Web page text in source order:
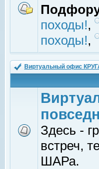
походы!,
походы!,
Виртуальный офис
Здесь -
встреч,
ШАРа.